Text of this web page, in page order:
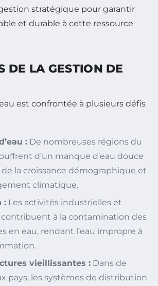
stratégique pour garantir
et durable à cette ressource
DE LA GESTION DE
est confrontée à plusieurs défis
: De nombreuses régions du
d’un manque d’eau douce
de la croissance démographique et
climatique.
: Les activités industrielles et
contribuent à la contamination des
en eau, rendant l’eau impropre à
vieillissantes : Dans de
pays, les systèmes de distribution